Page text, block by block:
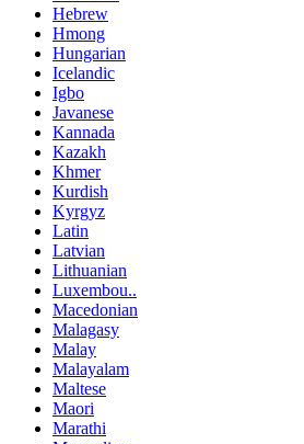
Hebrew
Hmong
Hungarian
Icelandic
Igbo
Javanese
Kannada
Kazakh
Khmer
Kurdish
Kyrgyz
Latin
Latvian
Lithuanian
Luxembou..
Macedonian
Malagasy
Malay
Malayalam
Maltese
Maori
Marathi